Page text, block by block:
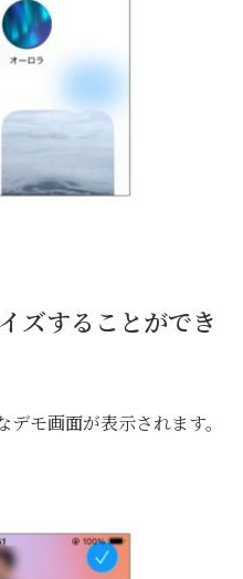
ズすることができ
デモ画面が表示されます。